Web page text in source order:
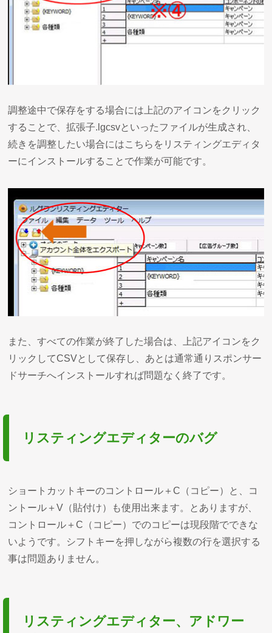
調整途中で保存をする場合には上記のアイコンをクリック
することで、拡張子.lgcsvといったファイルが生成され、
続きを調整したい場合にはこちらをリスティングエディタ
ーにインストールすることで作業が可能です。
また、すべての作業が終了した場合は、上記アイコンをク
リックしてCSVとして保存し、あとは通常通りスポンサー
ドサーチへインストールすれば問題なく終了です。
リスティングエディターのバグ
ショートカットキーのコントロール＋C（コピー）と、コ
ントール＋V（貼付け）も使用出来ます。とありますが、
コントロール＋C（コピー）でのコピーは現段階でできな
いようです。シフトキーを押しながら複数の行を選択する
事は問題ありません。
リスティングエディター、アドワー